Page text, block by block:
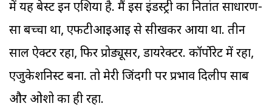
में यह बेस्ट इन एशिया है. मैं इस इंडस्ट्री का नितांत साधारण-
सा बच्चा था, एफटीआइआइ से सीखकर आया था. तीन
साल ऐक्टर रहा, फिर प्रोड्यूसर, डायरेक्टर. कॉर्पोरेट में रहा,
एजुकेशनिस्ट बना. तो मेरी जिंदगी पर प्रभाव दिलीप साब
और ओशो का ही रहा.